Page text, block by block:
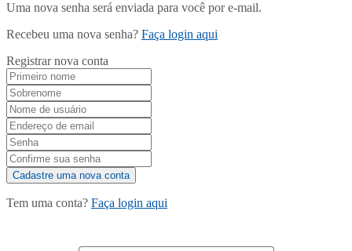
Uma nova senha será enviada para você por e-mail.
Recebeu uma nova senha? Faça login aqui
Registrar nova conta
Tem uma conta? Faça login aqui